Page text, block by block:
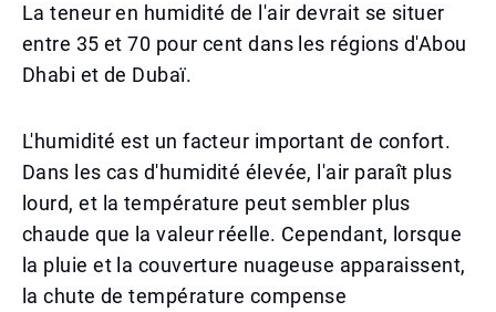
La teneur en humidité de l'air devrait se situer
entre 35 et 70 pour cent dans les régions d'Abou
Dhabi et de Dubaï.
L'humidité est un facteur important de confort.
Dans les cas d'humidité élevée, l'air paraît plus
lourd, et la température peut sembler plus
chaude que la valeur réelle. Cependant, lorsque
la pluie et la couverture nuageuse apparaissent,
la chute de température compense